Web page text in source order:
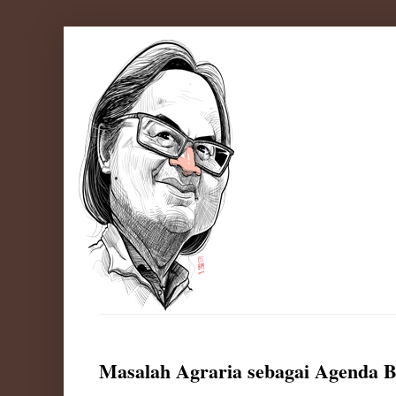
Masalah Agraria sebagai Agenda